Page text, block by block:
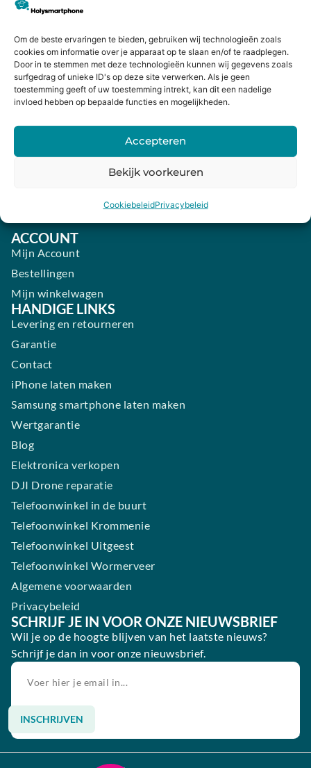
Om de beste ervaringen te bieden, gebruiken wij technologieën zoals
cookies om informatie over je apparaat op te slaan en/of te raadplegen.
Door in te stemmen met deze technologieën kunnen wij gegevens zoals
surfgedrag of unieke ID's op deze site verwerken. Als je geen
toestemming geeft of uw toestemming intrekt, kan dit een nadelige
invloed hebben op bepaalde functies en mogelijkheden.
Accepteren
Bekijk voorkeuren
CookiebeleidPrivacybeleid
075 641 5169
info@holysmartphone.nl
Maandag:
11:00 - 18:00
Dinsdag:
09:00 - 18:00
ACCOUNT
Mijn Account
Bestellingen
Mijn winkelwagen
HANDIGE LINKS
Levering en retourneren
Garantie
Contact
iPhone laten maken
Samsung smartphone laten maken
Wertgarantie
Blog
Elektronica verkopen
DJI Drone reparatie
Telefoonwinkel in de buurt
Telefoonwinkel Krommenie
Telefoonwinkel Uitgeest
Telefoonwinkel Wormerveer
Algemene voorwaarden
Privacybeleid
SCHRIJF JE IN VOOR ONZE NIEUWSBRIEF
Wil je op de hoogte blijven van het laatste nieuws?
Schrijf je dan in voor onze nieuwsbrief.
INSCHRIJVEN
Alternative: